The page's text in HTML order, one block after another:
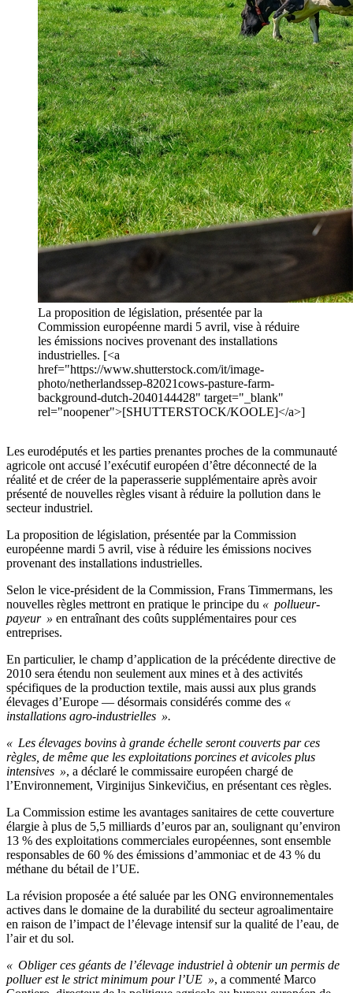
La proposition de législation, présentée par la
Commission européenne mardi 5 avril, vise à réduire
les émissions nocives provenant des installations
industrielles. [<a
href="https://www.shutterstock.com/it/image-
photo/netherlandssep-82021cows-pasture-farm-
background-dutch-2040144428" target="_blank"
rel="noopener">[SHUTTERSTOCK/KOOLE]</a>]
Les eurodéputés et les parties prenantes proches de la communauté
agricole ont accusé l’exécutif européen d’être déconnecté de la
réalité et de créer de la paperasserie supplémentaire après avoir
présenté de nouvelles règles visant à réduire la pollution dans le
secteur industriel.
La proposition de législation, présentée par la Commission
européenne mardi 5 avril, vise à réduire les émissions nocives
provenant des installations industrielles.
Selon le vice-président de la Commission, Frans Timmermans, les
nouvelles règles mettront en pratique le principe du « pollueur-
payeur » en entraînant des coûts supplémentaires pour ces
entreprises.
En particulier, le champ d’application de la précédente directive de
2010 sera étendu non seulement aux mines et à des activités
spécifiques de la production textile, mais aussi aux plus grands
élevages d’Europe — désormais considérés comme des «
installations agro-industrielles ».
« Les élevages bovins à grande échelle seront couverts par ces
règles, de même que les exploitations porcines et avicoles plus
intensives », a déclaré le commissaire européen chargé de
l’Environnement, Virginijus Sinkevičius, en présentant ces règles.
La Commission estime les avantages sanitaires de cette couverture
élargie à plus de 5,5 milliards d’euros par an, soulignant qu’environ
13 % des exploitations commerciales européennes, sont ensemble
responsables de 60 % des émissions d’ammoniac et de 43 % du
méthane du bétail de l’UE.
La révision proposée a été saluée par les ONG environnementales
actives dans le domaine de la durabilité du secteur agroalimentaire
en raison de l’impact de l’élevage intensif sur la qualité de l’eau, de
l’air et du sol.
« Obliger ces géants de l’élevage industriel à obtenir un permis de
polluer est le strict minimum pour l’UE », a commenté Marco